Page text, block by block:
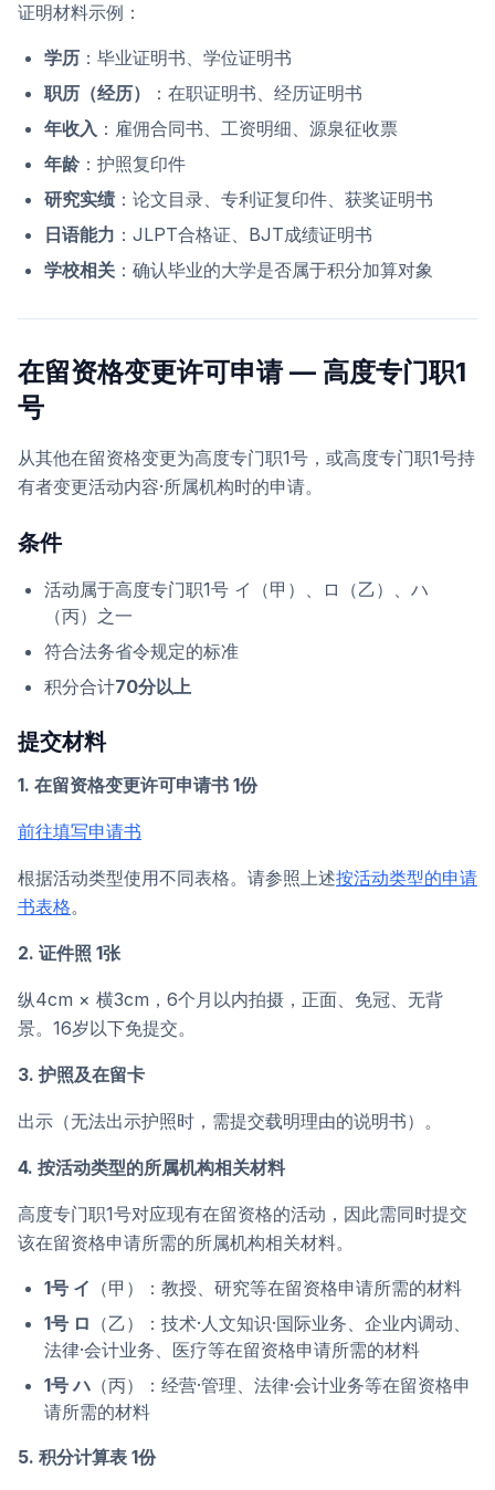
证明材料示例：
学历 ：毕业证明书、学位证明书
职历（经历）
：在职证明书、经历证明书
年收入 ：雇佣合同书、工资明细、源泉征收票
年龄：护照复印件
研究实绩 ：论文目录、专利证复印件、获奖证明书
日语能力 ：JLPT合格证、BJT成绩证明书
学校相关 ：确认毕业的大学是否属于积分加算对象
在留资格变更许可申请 — 高度专门职1
号
从其他在留资格变更为高度专门职1号，或高度专门职1号持
有者变更活动内容·所属机构时的申请。
条件
活动属于高度专门职1号 イ（甲）、ロ（乙）、ハ
（丙）之一
符合法务省令规定的标准
积分合计70分以上
提交材料
1. 在留资格变更许可申请书 1份
前往填写申请书
根据活动类型使用不同表格。请参照上述按活动类型的申请
书表格。
2. 证件照 1张
纵4cm × 横3cm，6个月以内拍摄，正面、免冠、无背
景。16岁以下免提交。
3. 护照及在留卡
出示（无法出示护照时，需提交载明理由的说明书）。
4. 按活动类型的所属机构相关材料
高度专门职1号对应现有在留资格的活动，因此需同时提交
该在留资格申请所需的所属机构相关材料。
1号 イ （甲）：教授、研究等在留资格申请所需的材料
1号 ロ （乙）：技术·人文知识·国际业务、企业内调动、
法律·会计业务、医疗等在留资格申请所需的材料
1号 ハ （丙）：经营·管理、法律·会计业务等在留资格申
请所需的材料
5. 积分计算表 1份